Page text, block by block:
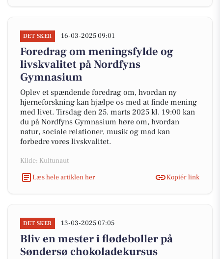
DET SKER 16-03-2025 09:01
Foredrag om meningsfylde og
livskvalitet på Nordfyns
Gymnasium
Oplev et spændende foredrag om, hvordan ny
hjerneforskning kan hjælpe os med at finde mening
med livet. Tirsdag den 25. marts 2025 kl. 19:00 kan
du på Nordfyns Gymnasium høre om, hvordan
natur, sociale relationer, musik og mad kan
forbedre vores livskvalitet.
Kilde: Kultunaut
Læs hele artiklen her
Kopiér link
DET SKER 13-03-2025 07:05
Bliv en mester i flødeboller på
Søndersø chokoladekursus